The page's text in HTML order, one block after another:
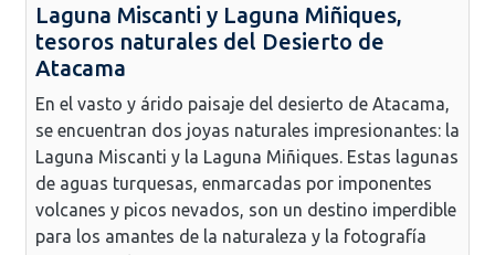
Laguna Miscanti y Laguna Miñiques,
tesoros naturales del Desierto de
Atacama
En el vasto y árido paisaje del desierto de Atacama,
se encuentran dos joyas naturales impresionantes: la
Laguna Miscanti y la Laguna Miñiques. Estas lagunas
de aguas turquesas, enmarcadas por imponentes
volcanes y picos nevados, son un destino imperdible
para los amantes de la naturaleza y la fotografía